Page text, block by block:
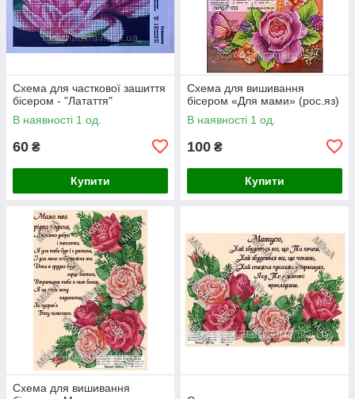
Схема для часткової зашиття
бісером - "Латаття"
В наявності 1 од.
60 ₴
Купити
Схема для вишивання
бісером «Для мами» (рос.яз)
В наявності 1 од.
100 ₴
Купити
Схема для вишивання